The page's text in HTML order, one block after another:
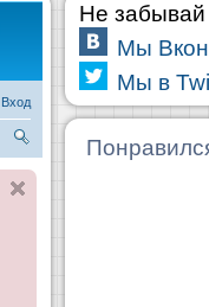
Вход
ск
Не забывай
Мы
Мы в